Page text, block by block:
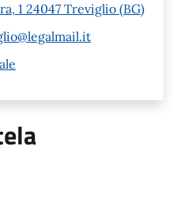
1 24047 Treviglio (BG)